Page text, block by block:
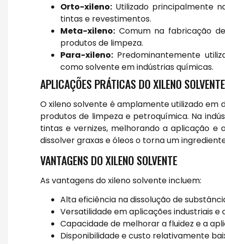
Orto-xileno: Utilizado principalmente
tintas e revestimentos.
Meta-xileno: Comum na fabricação
produtos de limpeza.
Para-xileno: Predominantemente
como solvente em indústrias químicas.
APLICAÇÕES PRÁTICAS DO XILENO SOLVENTE
O xileno solvente é amplamente utilizado em
produtos de limpeza e petroquímica. Na
tintas e vernizes, melhorando a aplicação e
dissolver graxas e óleos o torna um
VANTAGENS DO XILENO SOLVENTE
As vantagens do xileno solvente incluem:
Alta eficiência na dissolução de
Versatilidade em aplicações industriais e
Capacidade de melhorar a fluidez e a
Disponibilidade e custo relativamente